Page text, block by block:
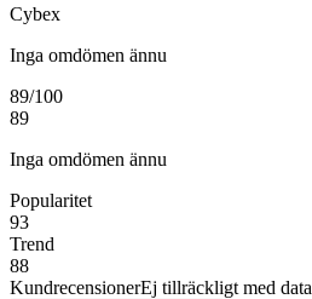
Cybex
Inga omdömen ännu
89/100
89
Inga omdömen ännu
Popularitet
93
Trend
88
KundrecensionerEj tillräckligt med data